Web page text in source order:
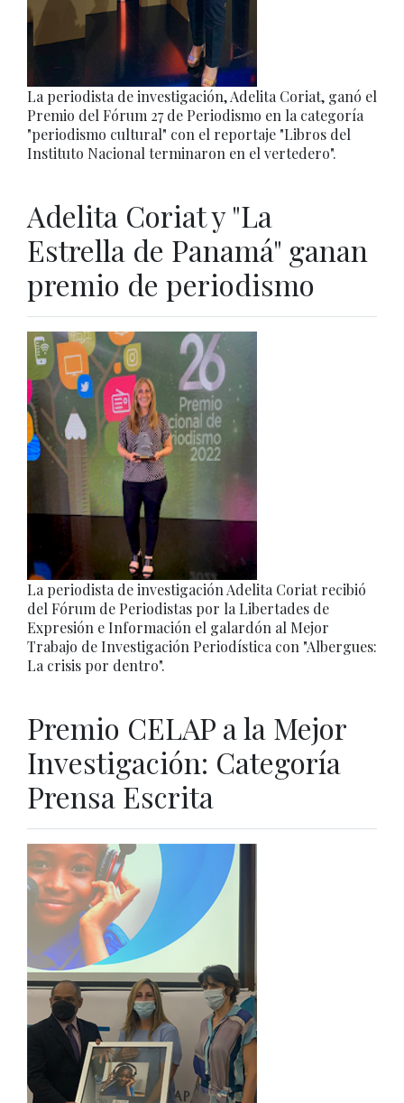
La periodista de investigación, Adelita Coriat, ganó el
Premio del Fórum 27 de Periodismo en la categoría
"periodismo cultural" con el reportaje "Libros del
Instituto Nacional terminaron en el vertedero".
Adelita Coriat y "La
Estrella de Panamá" ganan
premio de periodismo
La periodista de investigación Adelita Coriat recibió
del Fórum de Periodistas por la Libertades de
Expresión e Información el galardón al Mejor
Trabajo de Investigación Periodística con "Albergues:
La crisis por dentro".
Premio CELAP a la Mejor
Investigación: Categoría
Prensa Escrita